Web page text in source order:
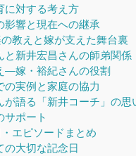
対する考え方
響と現在への継承
教えと嫁が支えた舞台裏
と新井宏昌さんの師弟関係
—嫁・裕紀さんの役割
実例と家庭の協力
語る「新井コーチ」の思
ポート
エピソードまとめ
の大切な記念日